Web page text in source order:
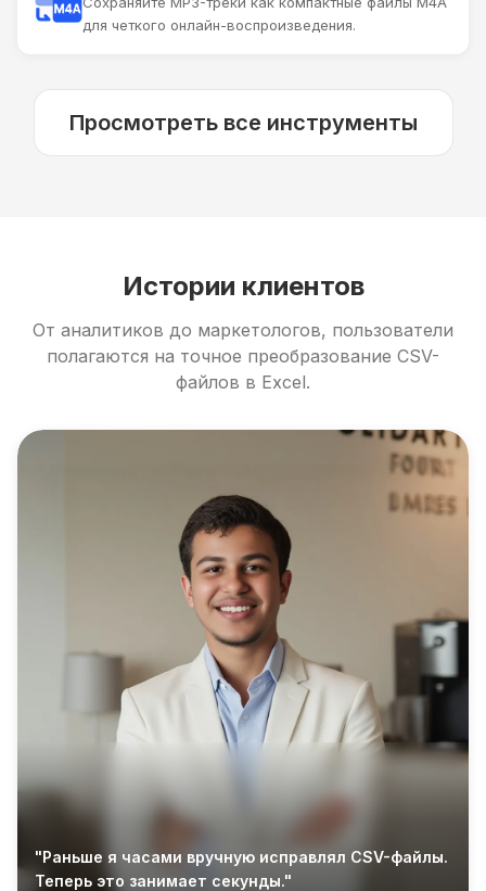
для четкого онлайн-воспроизведения.
Просмотреть все инструменты
Истории клиентов
От аналитиков до маркетологов, пользователи
полагаются на точное преобразование CSV-
файлов в Excel.
"Раньше я часами вручную исправлял CSV-файлы.
Теперь это занимает секунды."